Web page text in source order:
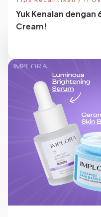
Yuk Kenalan dengan
Cream!